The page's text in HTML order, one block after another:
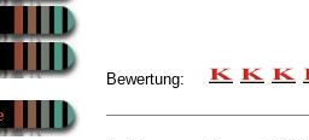
Bewertung: